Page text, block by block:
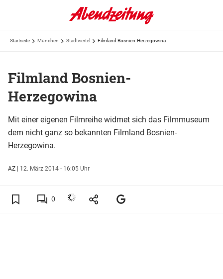
Startseite München Stadtviertel Filmland Bosnien-Herzegowina
Filmland Bosnien-
Herzegowina
Mit einer eigenen Filmreihe widmet sich das Filmmuseum
dem nicht ganz so bekannten Filmland Bosnien-
Herzegowina.
AZ | 12. März 2014 - 16:05 Uhr
0